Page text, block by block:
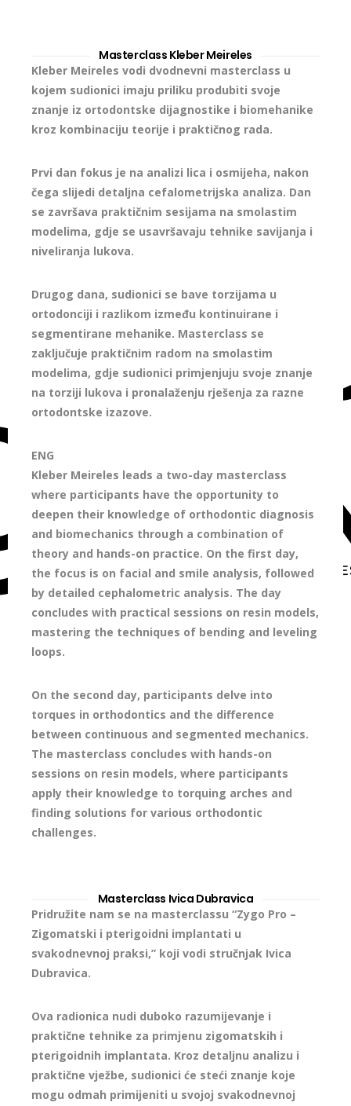
Masterclass Kleber Meireles
Kleber Meireles vodi dvodnevni masterclass u
kojem sudionici imaju priliku produbiti svoje
znanje iz ortodontske dijagnostike i biomehanike
kroz kombinaciju teorije i praktičnog rada.
Prvi dan fokus je na analizi lica i osmijeha, nakon
čega slijedi detaljna cefalometrijska analiza. Dan
se završava praktičnim sesijama na smolastim
modelima, gdje se usavršavaju tehnike savijanja i
niveliranja lukova.
Drugog dana, sudionici se bave torzijama u
ortodonciji i razlikom između kontinuirane i
segmentirane mehanike. Masterclass se
zaključuje praktičnim radom na smolastim
modelima, gdje sudionici primjenjuju svoje znanje
na torziji lukova i pronalaženju rješenja za razne
ortodontske izazove.
ENG
Kleber Meireles leads a two-day masterclass
where participants have the opportunity to
deepen their knowledge of orthodontic diagnosis
and biomechanics through a combination of
theory and hands-on practice. On the first day,
the focus is on facial and smile analysis, followed
by detailed cephalometric analysis. The day
concludes with practical sessions on resin models,
mastering the techniques of bending and leveling
loops.
On the second day, participants delve into
torques in orthodontics and the difference
between continuous and segmented mechanics.
The masterclass concludes with hands-on
sessions on resin models, where participants
apply their knowledge to torquing arches and
finding solutions for various orthodontic
challenges.
Masterclass Ivica Dubravica
Pridružite nam se na masterclassu “Zygo Pro –
Zigomatski i pterigoidni implantati u
svakodnevnoj praksi,” koji vodi stručnjak Ivica
Dubravica.
Ova radionica nudi duboko razumijevanje i
praktične tehnike za primjenu zigomatskih i
pterigoidnih implantata. Kroz detaljnu analizu i
praktične vježbe, sudionici će steći znanje koje
mogu odmah primijeniti u svojoj svakodnevnoj